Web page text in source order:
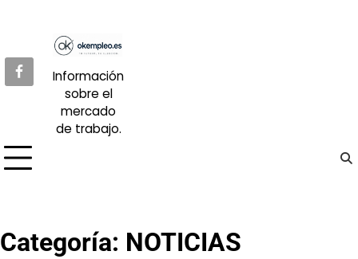
Información
sobre el
mercado
de trabajo.
Categoría: NOTICIAS